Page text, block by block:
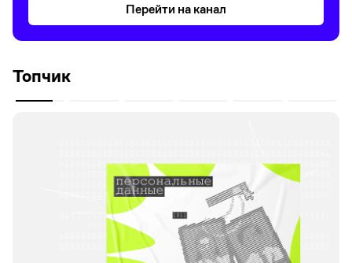
Перейти на канал
Топчик